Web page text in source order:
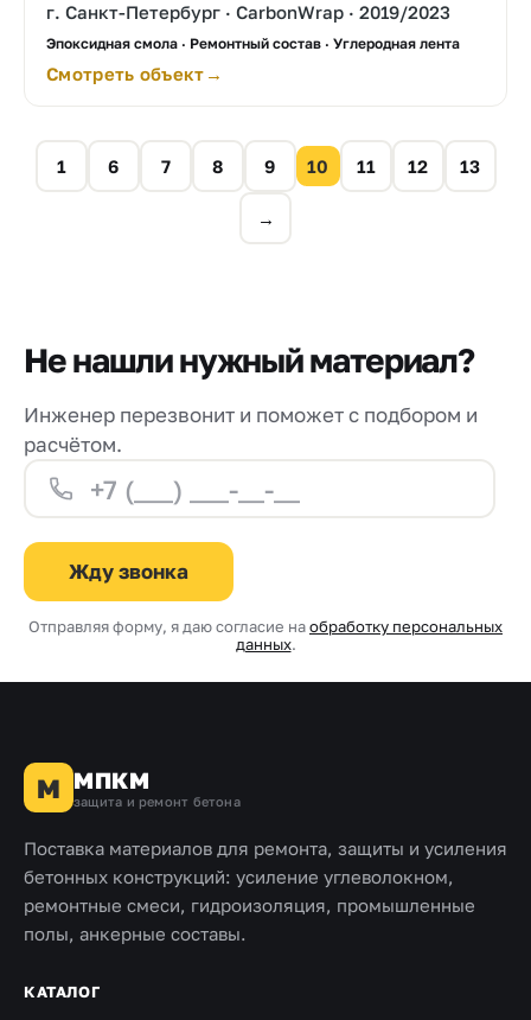
г. Санкт-Петербург · CarbonWrap · 2019/2023
Эпоксидная смола · Ремонтный состав · Углеродная лента
Смотреть объект
1 6 7 8 9 10 11 12 13
→
Не нашли нужный материал?
Инженер перезвонит и поможет с подбором и
расчётом.
Жду звонка
Отправляя форму, я даю согласие наобработку персональных
данных.
М МПКМ
защита и ремонт бетона
Поставка материалов для ремонта, защиты и усиления
бетонных конструкций: усиление углеволокном,
ремонтные смеси, гидроизоляция, промышленные
полы, анкерные составы.
КАТАЛОГ